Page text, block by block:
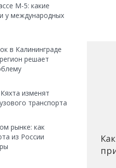
М-5: какие
у международных
в Калининграде
решает
изменят
транспорта
рынке: как
из России